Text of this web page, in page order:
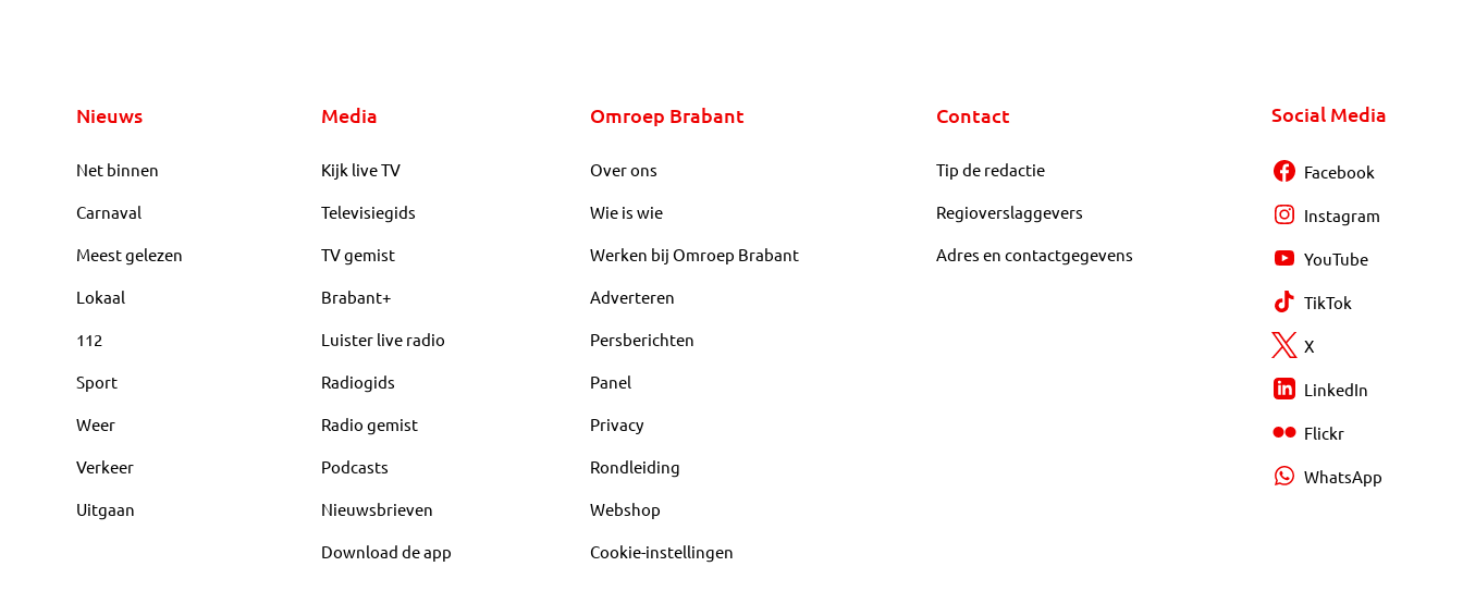
Nieuws
Net binnen
Carnaval
Meest gelezen
Lokaal
112
Sport
Weer
Verkeer
Uitgaan
Media
Kijk live TV
Televisiegids
TV gemist
Brabant+
Luister live radio
Radiogids
Radio gemist
Podcasts
Nieuwsbrieven
Download de app
Omroep Brabant
Over ons
Wie is wie
Werken bij Omroep Brabant
Adverteren
Persberichten
Panel
Privacy
Rondleiding
Webshop
Cookie-instellingen
Contact
Tip de redactie
Regioverslaggevers
Adres en contactgegevens
Social Media
Facebook
Instagram
YouTube
TikTok
X
LinkedIn
Flickr
WhatsApp